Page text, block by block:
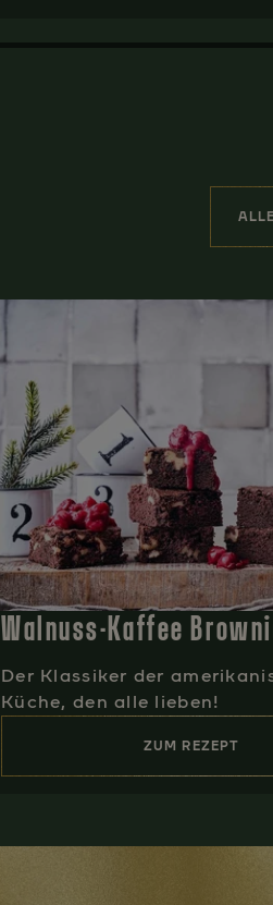
Walnuss-Kaffee
Der Klassiker der
Küche, den alle lieben!
ZUM REZEPT